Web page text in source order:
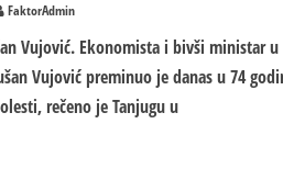
FaktorAdmin
Vujović. Еkonomista i bivši ministar u
Vujović preminuo je danas u 74
rečeno je Tanjugu u